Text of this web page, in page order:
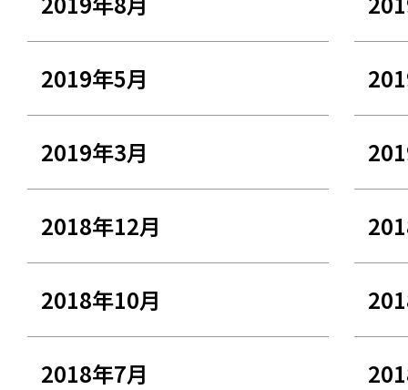
2019年5月
2019年3月
2018年12月
2018年10月
2018年7月